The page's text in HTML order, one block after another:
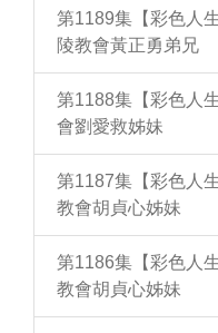
第1189集【彩色人
陵教會黃正勇弟兄
第1188集【彩色人
會劉愛救姊妹
第1187集【彩色人
教會胡貞心姊妹
第1186集【彩色人
教會胡貞心姊妹